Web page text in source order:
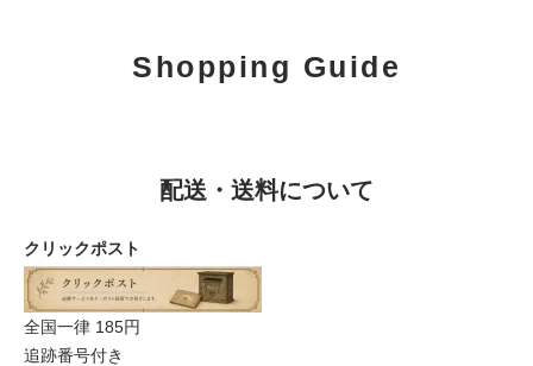
Shopping Guide
配送・送料について
クリックポスト
全国一律 185円
追跡番号付き